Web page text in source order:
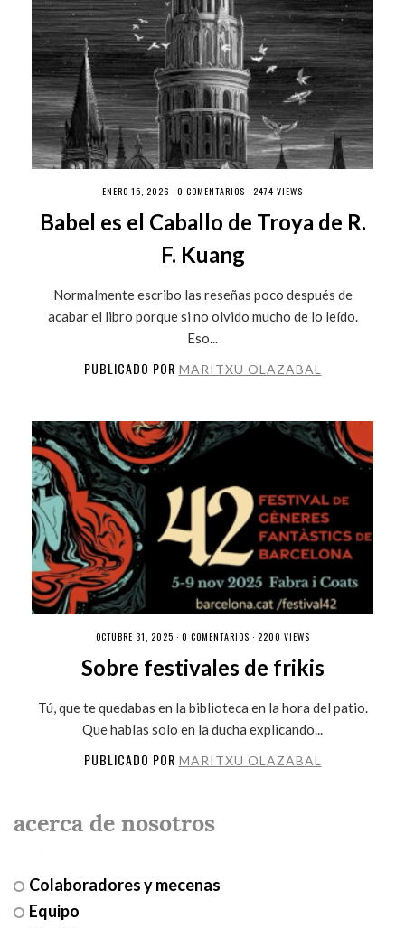
ENERO 15, 2026 · 0 COMENTARIOS · 2474 VIEWS
Babel es el Caballo de Troya de R.
F. Kuang
Normalmente escribo las reseñas poco después de
acabar el libro porque si no olvido mucho de lo leído.
Eso...
PUBLICADO POR MARITXU OLAZABAL
OCTUBRE 31, 2025 · 0 COMENTARIOS · 2200 VIEWS
Sobre festivales de frikis
Tú, que te quedabas en la biblioteca en la hora del patio.
Que hablas solo en la ducha explicando...
PUBLICADO POR MARITXU OLAZABAL
acerca de nosotros
Colaboradores y mecenas
Equipo